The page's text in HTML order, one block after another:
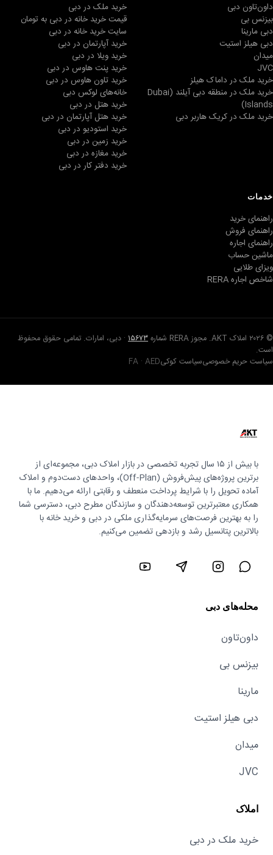
داون‌تاون دبی
بیزنس بی
دبی مارینا
دبی هیلز استیت
میدان
JVC
خرید ملک در داماک هیلز
خرید ملک در منطقه دبی آیلند (Dubai
Islands)
خرید ملک در کریک هاربر دبی
خرید ملک در دبی
قیمت خرید خانه در دبی به تومان
سایت خرید خانه در دبی
خرید آپارتمان در دبی
خرید ویلا در دبی
خرید پنت هاوس در دبی
خرید تاون هاوس در دبی
خانه‌های لوکس دبی
خرید هتل در دبی
خرید هتل آپارتمان در دبی
خرید استودیو در دبی
خرید زمین در دبی
خرید مغازه در دبی
خرید دفتر کار در دبی
خدمات
راهنمای خرید
راهنمای فروش
راهنمای اجاره
ماشین حساب
ویزای طلایی
شاخص اجاره RERA
© ۲۰۲۶ املاک AKT. مجوز RERA شماره ۱۵۶۷۳ · دبی، امارات. تمامی حقوق محفوظ
است.
سیاست حریم خصوصیسیاست کوکیFA · AED
با بیش از ۱۵ سال تجربه تخصصی در بازار املاک دبی، مجموعه‌ای از
برترین پروژه‌های پیش‌فروش (Off-Plan)، واحدهای دست‌دوم و املاک
آماده تحویل را با شرایط پرداخت منعطف و رقابتی ارائه می‌دهیم. ما با
همکاری معتبرترین توسعه‌دهندگان و سازندگان مطرح دبی، دسترسی شما
را به بهترین فرصت‌های سرمایه‌گذاری ملکی در دبی و خرید خانه با
بالاترین پتانسیل رشد و بازدهی تضمین می‌کنیم.
محله‌های دبی
داون‌تاون
بیزنس بی
مارینا
دبی هیلز استیت
میدان
JVC
املاک
خرید ملک در دبی